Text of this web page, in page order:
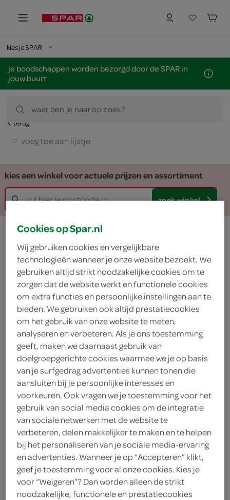
kies je SPAR
je boodschappen worden bezorgd door de SPAR in
jouw buurt
waar ben je naar op zoek?
terug
voeg toe aan lijstje
kies een winkel voor actuele prijzen en assortiment
zoek winkel
aardbeiplant
1 Stuks
Let op: aanbiedingen zijn niet zichtbaar bij de
Cookies op Spar.nl
Wij gebruiken cookies en vergelijkbare
technologieën wanneer je onze website bezoekt. We
gebruiken altijd strikt noodzakelijke cookies om te
zorgen dat de website werkt en functionele cookies
om extra functies en persoonlijke instellingen aan te
bieden. We gebruiken ook altijd prestatiecookies
om het gebruik van onze website te meten,
analyseren en verbeteren. Als je ons toestemming
geeft, maken we daarnaast gebruik van
doelgroepgerichte cookies waarmee we je op basis
van je surfgedrag advertenties kunnen tonen die
aansluiten bij je persoonlijke interesses en
voorkeuren. Ook vragen we je toestemming voor het
gebruik van social media cookies om de integratie
van sociale netwerken met de website te
verbeteren, delen makkelijker te maken en te helpen
bij het personaliseren van je sociale media-ervaring
en advertenties. Wanneer je op “Accepteren” klikt,
geef je toestemming voor al onze cookies. Kies je
voor “Weigeren”? Dan worden alleen de strikt
noodzakelijke, functionele en prestatiecookies